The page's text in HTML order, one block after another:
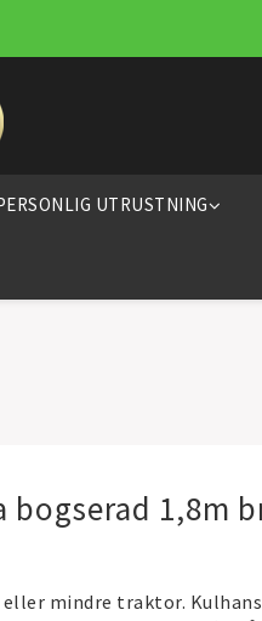
UTRUSTNING
bogserad 1,8m
mindre traktor.